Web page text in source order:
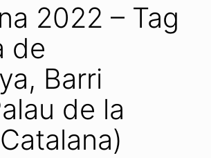
2022 – Tag
de
Barri
de la